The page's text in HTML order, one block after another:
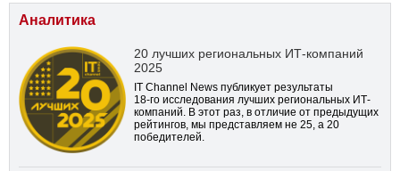
Аналитика
20 лучших региональных ИТ-компаний
2025
IT Channel News публикует результаты
18-го исследования лучших региональных ИТ-
компаний. В этот раз, в отличие от предыдущих
рейтингов, мы представляем не 25, а 20
победителей.